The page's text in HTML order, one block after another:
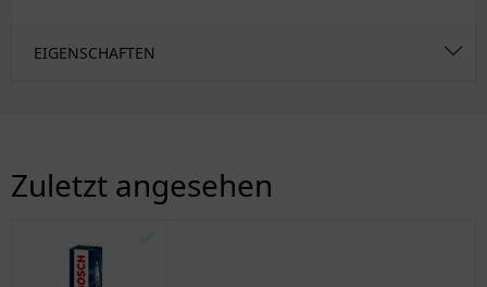
EIGENSCHAFTEN
Zuletzt angesehen
✅